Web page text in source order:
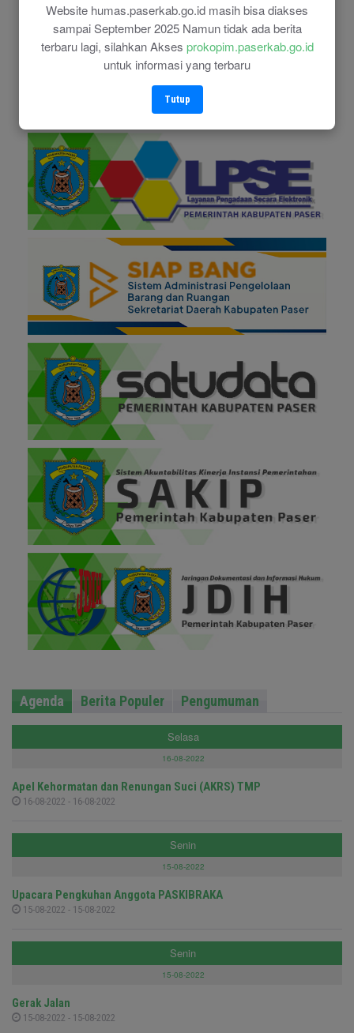
Website humas.paserkab.go.id masih bisa diakses
sampai September 2025 Namun tidak ada berita
terbaru lagi, silahkan Akses prokopim.paserkab.go.id
untuk informasi yang terbaru
Tutup
Agenda Berita Populer Pengumuman
Selasa
16-08-2022
Apel Kehormatan dan Renungan Suci (AKRS) TMP
16-08-2022 - 16-08-2022
Senin
15-08-2022
Upacara Pengkuhan Anggota PASKIBRAKA
15-08-2022 - 15-08-2022
Senin
15-08-2022
Gerak Jalan
15-08-2022 - 15-08-2022